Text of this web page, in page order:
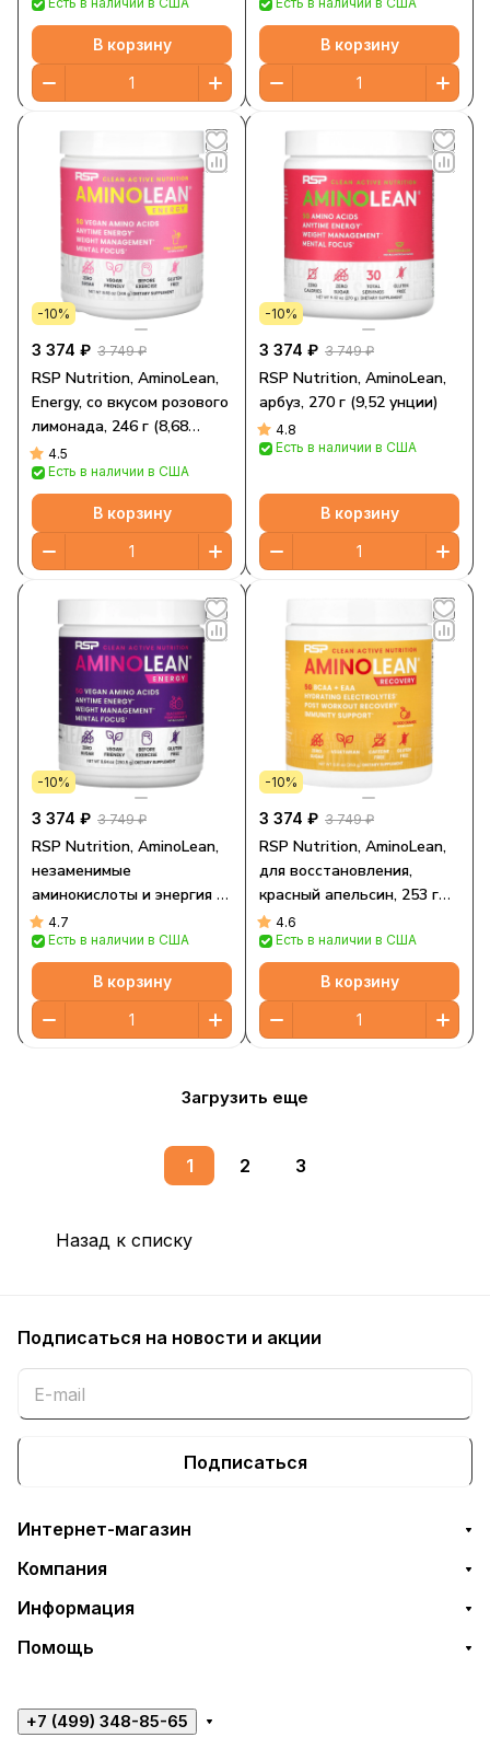
В корзину В корзину
-10%
3 374 ₽ 3 749 ₽
RSP Nutrition, AminoLean,
Energy, со вкусом розового
лимонада, 246 г (8,68
унции)
4.5
Есть в наличии в США
В корзину
-10%
3 374 ₽ 3 749 ₽
RSP Nutrition, AminoLean,
арбуз, 270 г (9,52 унции)
4.8
Есть в наличии в США
В корзину
-10%
3 374 ₽ 3 749 ₽
RSP Nutrition, AminoLean,
незаменимые
аминокислоты и энергия в
любое время, ежевика и
гранат, 270 г (9,52 унции)
4.7
Есть в наличии в США
В корзину
-10%
3 374 ₽ 3 749 ₽
RSP Nutrition, AminoLean,
для восстановления,
красный апельсин, 253 г
(8,91 унции)
4.6
Есть в наличии в США
В корзину
Загрузить еще
1 2 3
Назад к списку
Подписаться на новости и акции
Подписаться
Интернет-магазин
Компания
Информация
Помощь
+7 (499) 348-85-65